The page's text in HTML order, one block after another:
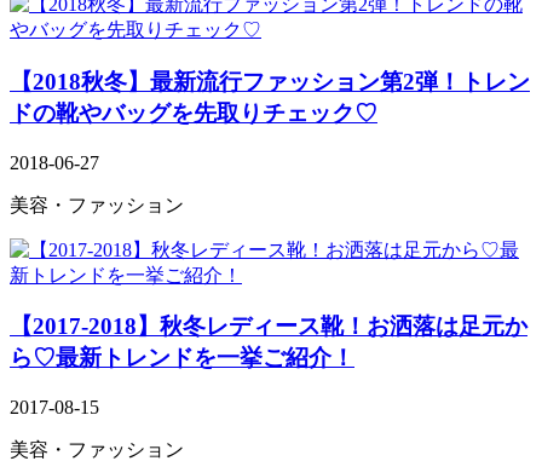
【2018秋冬】最新流行ファッション第2弾！トレン
ドの靴やバッグを先取りチェック♡
2018-06-27
美容・ファッション
【2017-2018】秋冬レディース靴！お洒落は足元か
ら♡最新トレンドを一挙ご紹介！
2017-08-15
美容・ファッション